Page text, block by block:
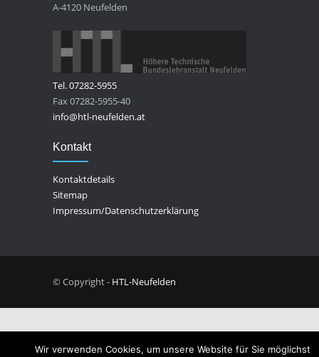
A-4120 Neufelden
Tel. 07282-5955
Fax 07282-5955-40
info@htl-neufelden.at
Kontakt
Kontaktdetails
Sitemap
Impressum/Datenschutzerklärung
© Copyright - HTL-Neufelden
Wir verwenden Cookies, um unsere Website für Sie möglichst